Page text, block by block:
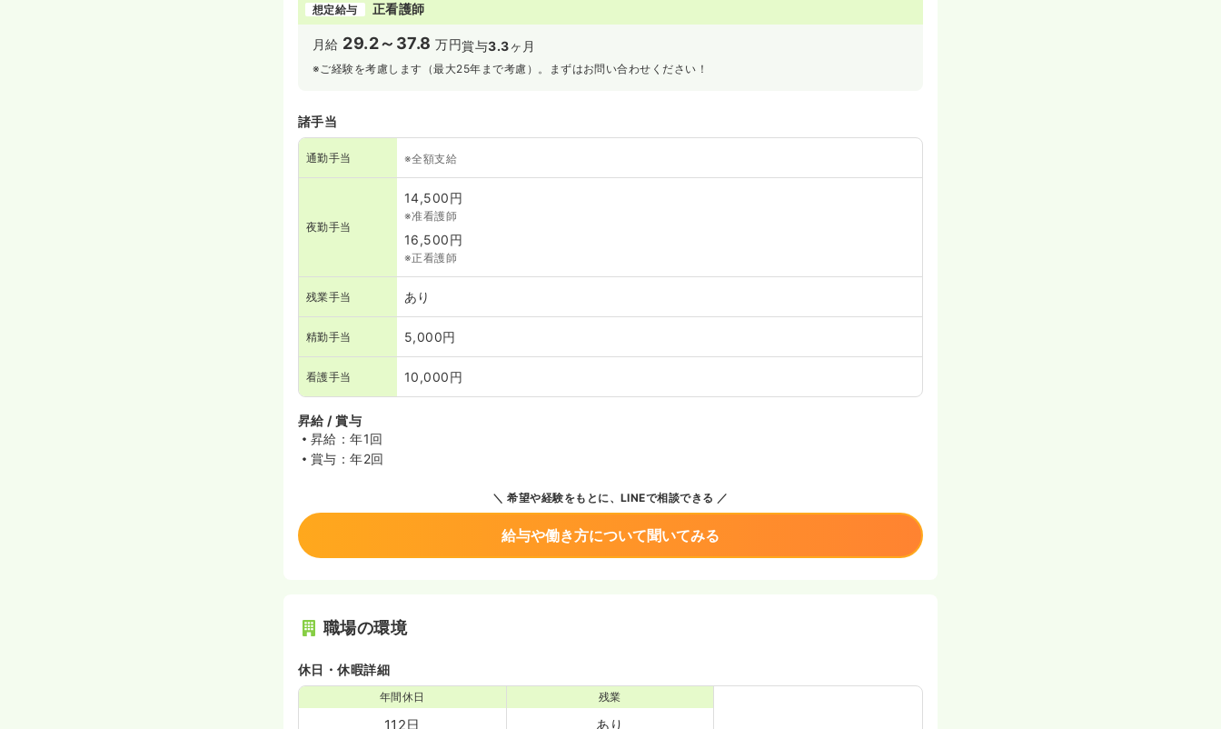
想定給与 正看護師
月給 29.2～37.8 万円賞与3.3ヶ月
※ご経験を考慮します（最大25年まで考慮）。まずはお問い合わせください！
諸手当
通勤手当 ※全額支給
夜勤手当
14,500円
※准看護師
16,500円
※正看護師
残業手当 あり
精勤手当 5,000円
看護手当 10,000円
昇給 / 賞与
昇給：年1回
賞与：年2回
希望や経験をもとに、LINEで相談できる
給与や働き方について聞いてみる
職場の環境
休日・休暇詳細
年間休日
112日
残業
あり